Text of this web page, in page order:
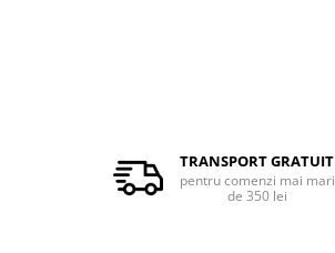
TRANSPORT GRATUIT
pentru comenzi mai mari
de 350 lei